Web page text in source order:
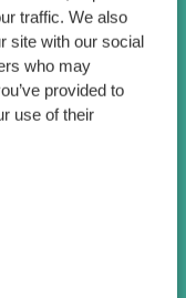
traffic. We also
site with our social
who may
provided to
use of their